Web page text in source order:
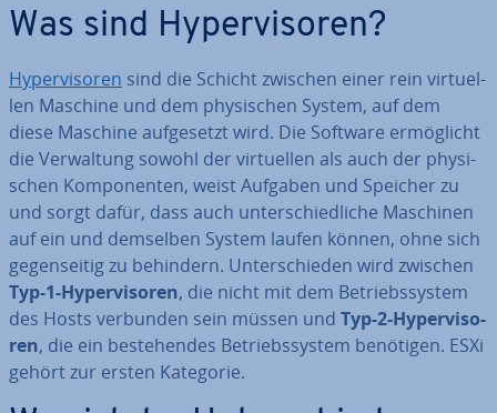
Was sind Hy­per­vi­so­ren?
Hy­per­vi­so­ren sind die Schicht zwischen einer rein vir­tu­el­
len Maschine und dem phy­si­schen System, auf dem
diese Maschine auf­ge­setzt wird. Die Software er­mög­licht
die Ver­wal­tung sowohl der vir­tu­el­len als auch der phy­si­
schen Kom­po­nen­ten, weist Aufgaben und Speicher zu
und sorgt dafür, dass auch un­ter­schied­li­che Maschinen
auf ein und demselben System laufen können, ohne sich
ge­gen­sei­tig zu behindern. Un­ter­schie­den wird zwischen
Typ-1-Hy­per­vi­so­ren, die nicht mit dem Be­triebs­sys­tem
des Hosts verbunden sein müssen und Typ-2-Hy­per­vi­so­
ren, die ein be­stehen­des Be­triebs­sys­tem benötigen. ESXi
gehört zur ersten Kategorie.